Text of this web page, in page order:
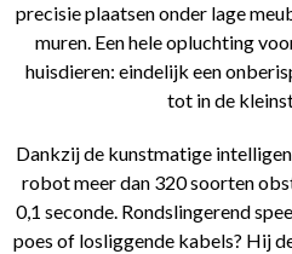
precisie plaatsen onder lage
muren. Een hele opluchting
huisdieren: eindelijk een
tot in de
Dankzij de kunstmatige
robot meer dan 320 soorten
0,1 seconde. Rondslingerend
poes of losliggende kabels? Hij